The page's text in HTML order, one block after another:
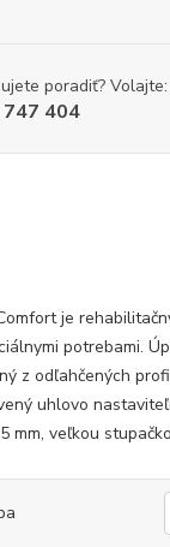
poradiť? Volajte:
404
je
potrebami.
z odľahčených
uhlovo
mm, veľkou